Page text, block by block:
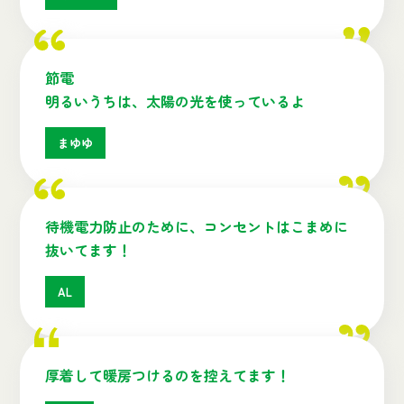
節電
明るいうちは、太陽の光を使っているよ
まゆゆ
待機電力防止のために、コンセントはこまめに
抜いてます！
AL
厚着して暖房つけるのを控えてます！